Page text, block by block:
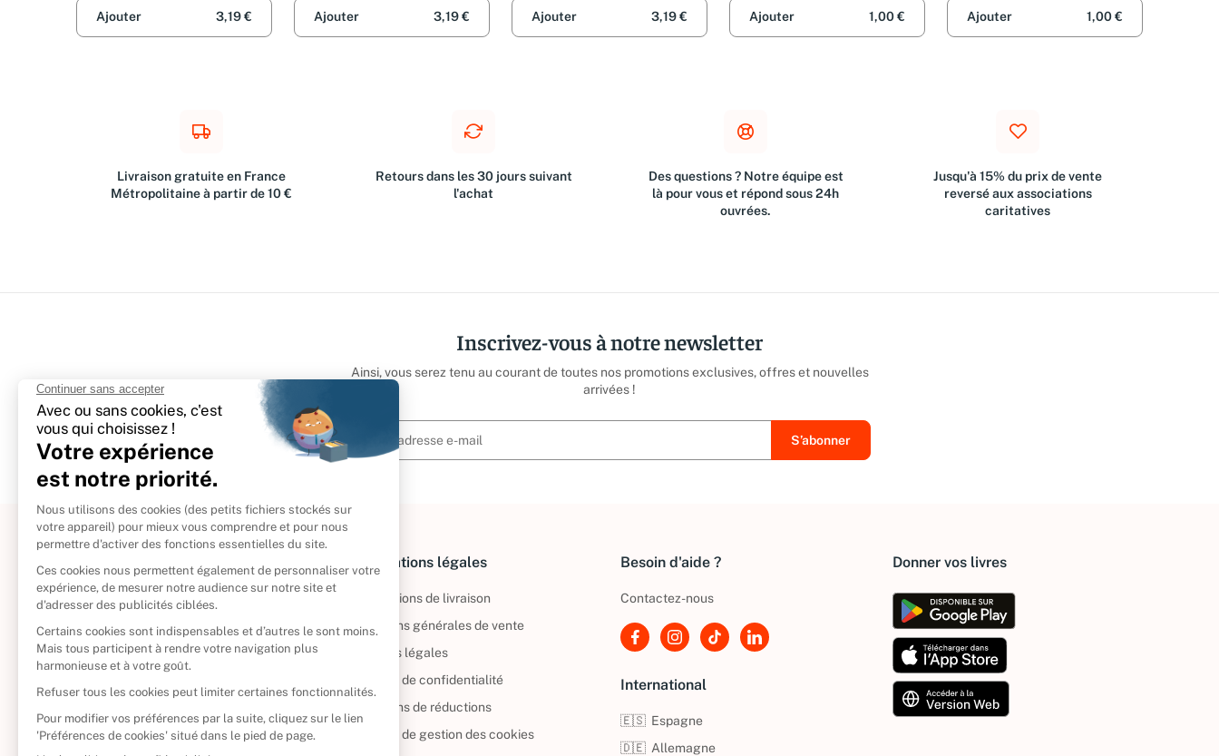
Ajouter
3,19 € Ajouter 3,19 € Ajouter 3,19 € Ajouter 1,00 €
Ajouter
1,00 €
Livraison gratuite en France
Métropolitaine à partir de 10 €
Retours dans les 30 jours suivant
l'achat
Des questions ? Notre équipe est
là pour vous et répond sous 24h
ouvrées.
Jusqu'à 15% du prix de vente
reversé aux associations
caritatives
Inscrivez-vous à notre newsletter
Ainsi, vous serez tenu au courant de toutes nos promotions exclusives, offres et nouvelles
arrivées !
À propos
Politique de retour
Reprendre vos livres
Qui sommes-nous ?
CD d'occasion
Informations légales
Informations de livraison
Conditions générales de vente
Mentions légales
Politique de confidentialité
Conditions de réductions
Politique de gestion des cookies
Besoin d'aide ?
Contactez-nous
International
🇪🇸 Espagne
🇩🇪 Allemagne
Donner vos livres